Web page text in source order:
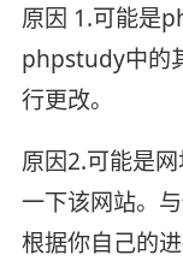
原因 1.可能是
phpstudy中的
行更改。
原因2.可能是
一下该网站。
根据你自己的进